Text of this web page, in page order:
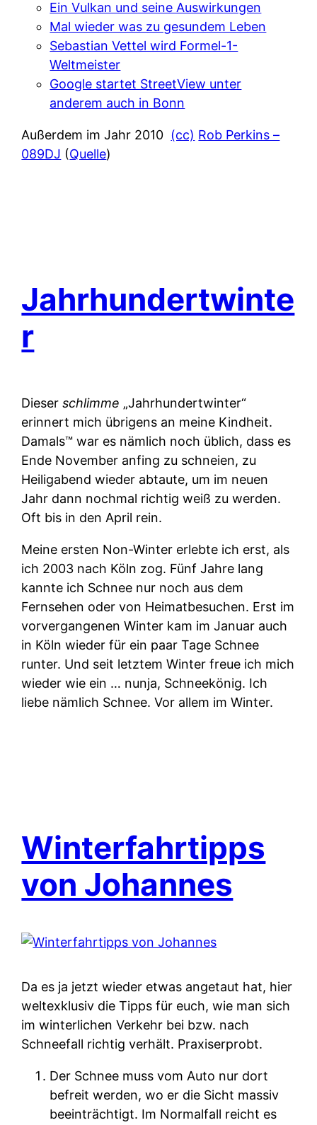
Ein Vulkan und seine Auswirkungen
Mal wieder was zu gesundem Leben
Sebastian Vettel wird Formel-1-
Weltmeister
Google startet StreetView unter
anderem auch in Bonn
Außerdem im Jahr 2010 (cc) Rob Perkins –
089DJ (Quelle)
Jahrhundertwinte
r
Dieserschlimme „Jahrhundertwinter“
erinnert mich übrigens an meine Kindheit.
Damals™ war es nämlich noch üblich, dass es
Ende November anfing zu schneien, zu
Heiligabend wieder abtaute, um im neuen
Jahr dann nochmal richtig weiß zu werden.
Oft bis in den April rein.
Meine ersten Non-Winter erlebte ich erst, als
ich 2003 nach Köln zog. Fünf Jahre lang
kannte ich Schnee nur noch aus dem
Fernsehen oder von Heimatbesuchen. Erst im
vorvergangenen Winter kam im Januar auch
in Köln wieder für ein paar Tage Schnee
runter. Und seit letztem Winter freue ich mich
wieder wie ein … nunja, Schneekönig. Ich
liebe nämlich Schnee. Vor allem im Winter.
Winterfahrtipps
von Johannes
Da es ja jetzt wieder etwas angetaut hat, hier
weltexklusiv die Tipps für euch, wie man sich
im winterlichen Verkehr bei bzw. nach
Schneefall richtig verhält. Praxiserprobt.
Der Schnee muss vom Auto nur dort
befreit werden, wo er die Sicht massiv
beeinträchtigt. Im Normalfall reicht es